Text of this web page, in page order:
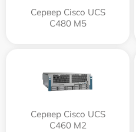
Сервер Cisco UCS
C480 M5
Сервер Cisco UCS
C460 M2